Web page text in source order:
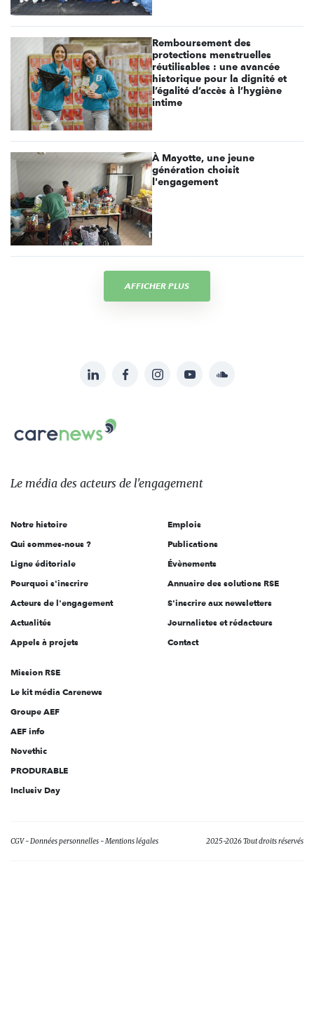
Remboursement des
protections menstruelles
réutilisables : une avancée
historique pour la dignité et
l’égalité d’accès à l’hygiène
intime
À Mayotte, une jeune
génération choisit
l'engagement
AFFICHER PLUS
sur:
LinkedInFacebookInstagramYouTubeSoundcloud
Le
des
l'engagement
Le média des acteurs de l'engagement
Notre histoire
Qui sommes-nous ?
Ligne éditoriale
Pourquoi s'inscrire
Acteurs de l'engagement
Actualités
Appels à projets
Emplois
Publications
Évènements
Annuaire des solutions RSE
S'inscrire aux newsletters
Journalistes et rédacteurs
Contact
Mission RSE
Le kit média Carenews
Groupe AEF
AEF info
Novethic
PRODURABLE
Inclusiv Day
CGV Données personnelles Mentions légales 2025-2026 Tout droits réservés